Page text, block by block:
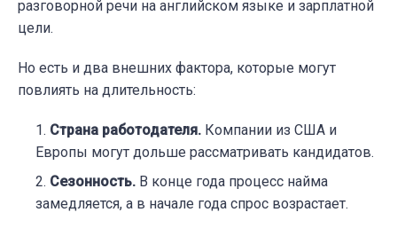
разговорной речи на английском языке и зарплатной
цели.
Но есть и два внешних фактора, которые могут
повлиять на длительность:
Страна работодателя. Компании из США и
Европы могут дольше рассматривать кандидатов.
Сезонность. В конце года процесс найма
замедляется, а в начале года спрос возрастает.